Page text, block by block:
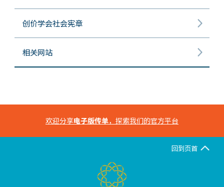
创价学会社会宪章
相关网站
欢迎分享电子版传单，探索我们的官方平台
回到页首